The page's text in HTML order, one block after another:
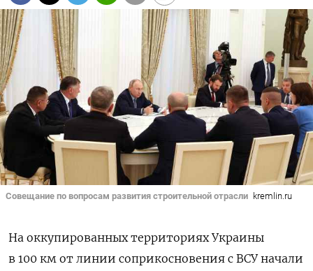
Совещание по вопросам развития строительной отрасли kremlin.ru
На оккупированных территориях Украины
в 100 км от линии соприкосновения с ВСУ начали